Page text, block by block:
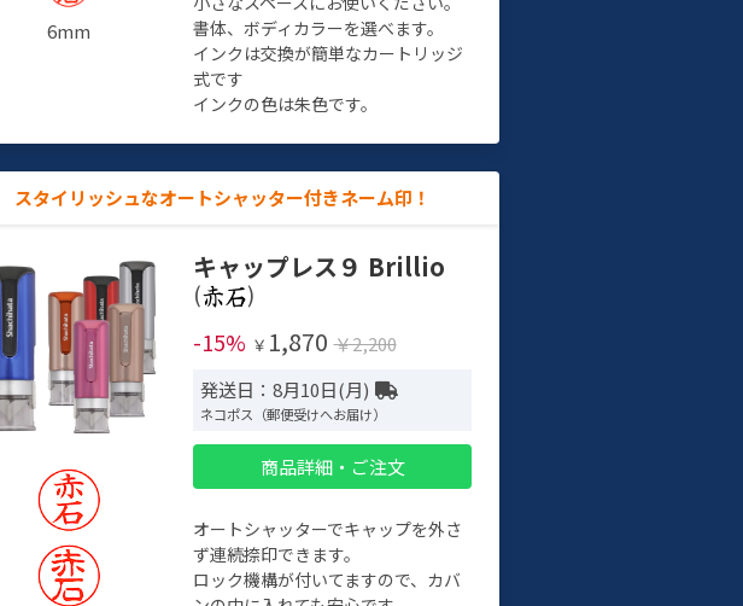
6mm
書体、ボディカラーを選べます。
インクは交換が簡単なカートリッジ
式です
インクの色は朱色です。
スタイリッシュなオートシャッター付きネーム印！
キャップレス９ Brillio
(
)
-15% ￥ 1,870 ￥2,200
発送日：8月10日(月)
ネコポス（郵便受けへお届け）
商品詳細・ご注文
オートシャッターでキャップを外さ
ず連続捺印できます。
ロック機構が付いてますので、カバ